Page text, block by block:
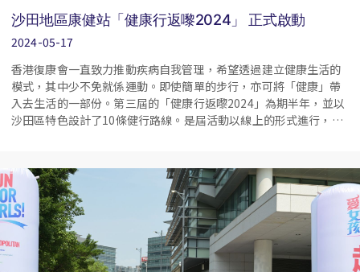
沙田地區康健站「健康行返嚟2024」 正式啟動
2024-05-17
香港復康會一直致力推動疾病自我管理，希望透過建立健康生活的
模式，其中少不免就係運動。即使簡單的步行，亦可將「健康」帶
入去生活的一部份。第三屆的「健康行返嚟2024」為期半年，並以
沙田區特色設計了10條健行路線。是屆活動以線上的形式進行，參
https://bit.ly/3QCtFiM ) 完成不同路線可獲得具有沙田特式的獎牌
作獎勵，鼓勵參加者踏出健康的第一步。進行打卞任務期間，參加
者可以欣賞到沙田區的特色風光或建築。而期間亦設有步行訓練
班，由專業教練帶領下完成部份路線。只要肯踏出第一步，健康就
可以行返嚟！